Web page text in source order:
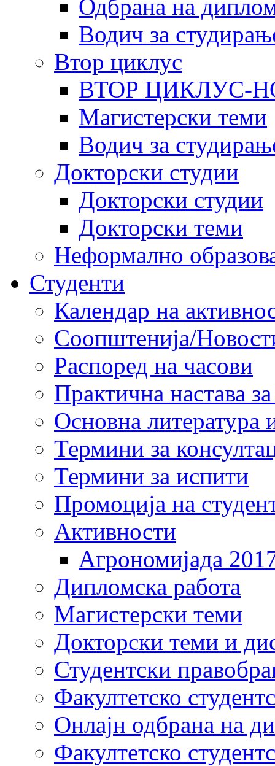
Одбрана на
Водич за
Втор циклус
ВТОР ЦИКЛУС-
Магистерски теми
Водич за
Докторски студии
Докторски студии
Докторски теми
Неформално
Студенти
Календар на
Соопштенија/
Распоред на часови
Практична настава
Основна литература
Термини за
Термини за испити
Промоција на
Активности
Агрономијада
Дипломска работа
Магистерски теми
Докторски теми и
Студентски
Факултетско
Онлајн одбрана на
Факултетско